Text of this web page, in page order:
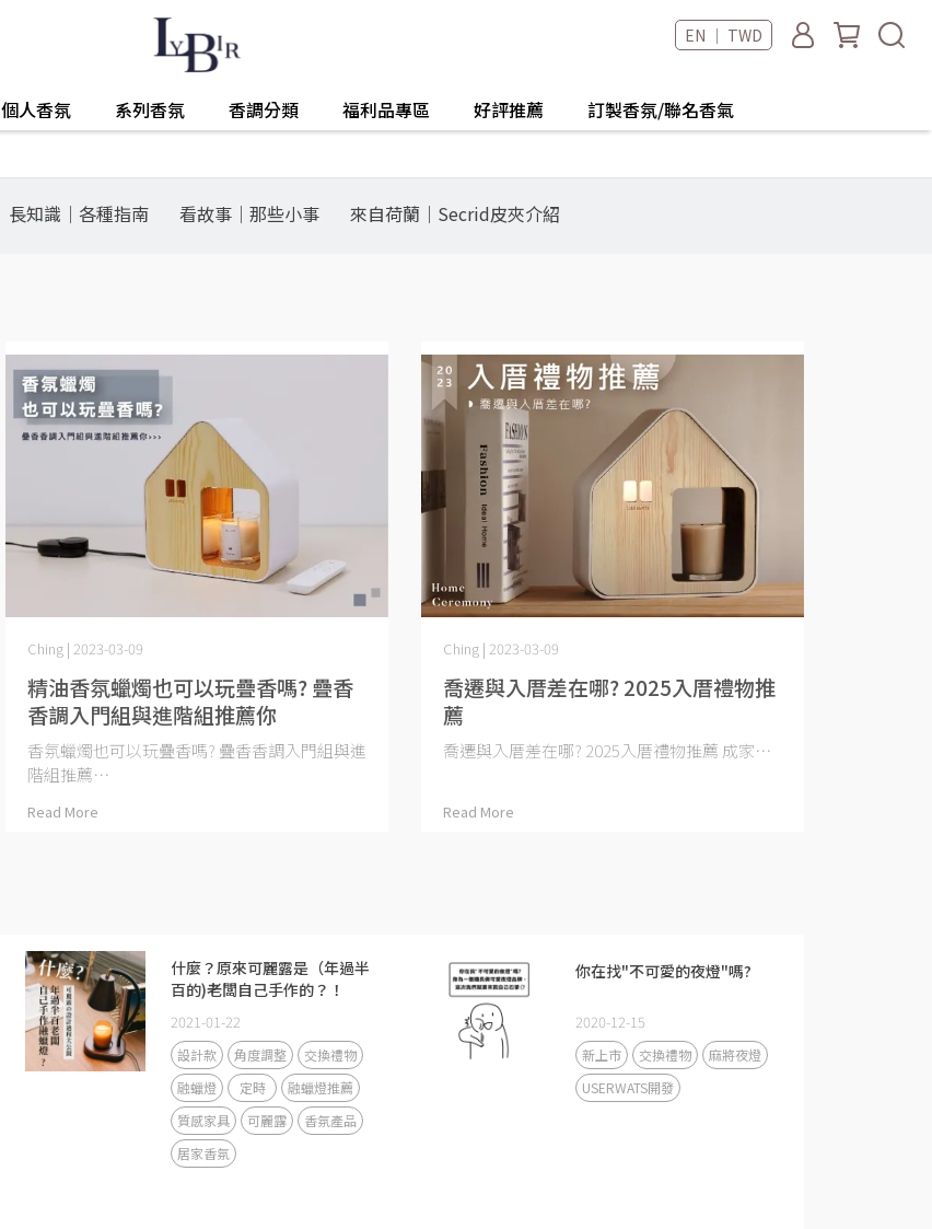
EN ｜ TWD
個人香氛 系列香氛 香調分類 福利品專區 好評推薦 訂製香氛/聯名香氣
長知識｜各種指南 看故事｜那些小事 來自荷蘭｜Secrid皮夾介紹
精油香氛蠟燭也可以玩疊香嗎? 疊香
香調入門組與進階組推薦你
Ching | 2023-03-09
香氛蠟燭也可以玩疊香嗎? 疊香香調入門組與進
階組推薦⋯
Read More
喬遷與入厝差在哪? 2025入厝禮物推
薦
Ching | 2023-03-09
喬遷與入厝差在哪? 2025入厝禮物推薦 成家⋯
Read More
什麼？原來可麗露是（年過半
百的)老闆自己手作的？！
2021-01-22
設計款 角度調整
交換禮物
融蠟燈
定時
融蠟燈推薦
質感家具
可麗露
香氛產品
居家香氛
你在找"不可愛的夜燈"嗎?
2020-12-15
新上市 交換禮物
麻將夜燈
USERWATS開發